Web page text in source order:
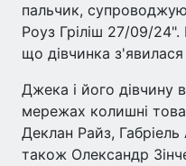
пальчик,
Роуз Гріліш 27/09/
що дівчинка з'явилася
Джека і його дівчину
мережах колишні
Деклан Райз,
також Олександр